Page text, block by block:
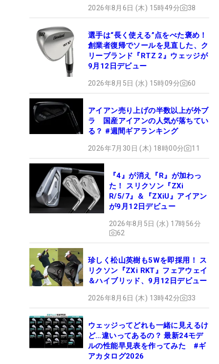
2026年8月6日 (木) 15時49分 38
選手は“長く使える”点をべた褒め！
創業者復帰でソールを見直した、ク
リーブランド『RTZ 2』ウェッジが
9月12日デビュー
2026年8月5日 (水) 15時09分 60
アイアン売り上げの半数以上が外ブ
ラ 国産アイアンの人気が落ちてい
る？ #週間ギアランキング
2026年7月30日 (木) 18時00分 11
『4』が消え『R』が加わっ
た！ スリクソン『ZXi
R/5/7』＆『ZXiU』アイアン
が9月12日デビュー
2026年8月5日 (水) 17時56分
62
珍しく松山英樹も5Wを即採用！ ス
リクソン『ZXi RKT』フェアウェイ
＆ハイブリッド、9月12日デビュー
2026年8月6日 (木) 13時42分 33
ウェッジってどれも一緒に見えるけ
ど…違いってあるの？ 最新24モデ
ルの性能早見表を作ってみた #ギ
アカタログ2026